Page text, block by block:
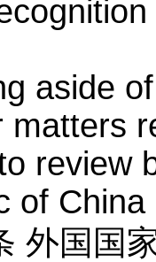
aside
review
of
外国国